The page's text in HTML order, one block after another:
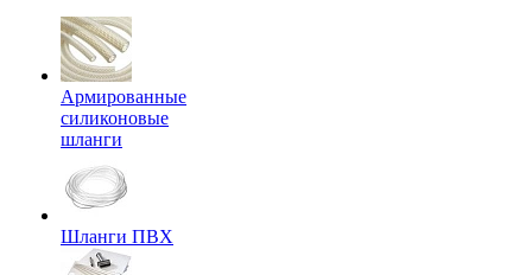
Армированные
силиконовые
шланги
Шланги ПВХ